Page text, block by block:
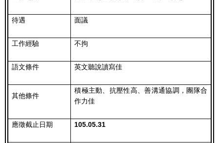
待遇 面議
工作經驗 不拘
語文條件 英文聽說讀寫佳
其他條件
積極主動、抗壓性高、善溝通協調，團隊合
作力佳
應徵截止日期 105.05.31